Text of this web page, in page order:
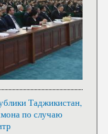
Таджикистан,
по случаю